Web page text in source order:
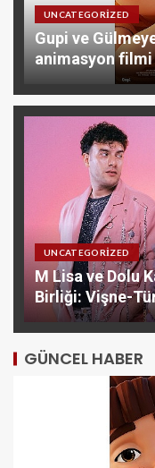
UNCATEGORIZED
Gupi ve
animasyon
UNCATEGORIZED
M Lisa ve Dolu
Birliği: Vişne-
GÜNCEL HABER